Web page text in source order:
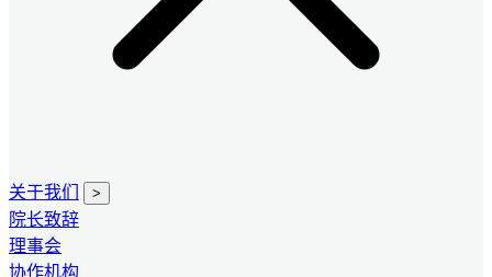
关于我们 >
院长致辞
理事会
协作机构